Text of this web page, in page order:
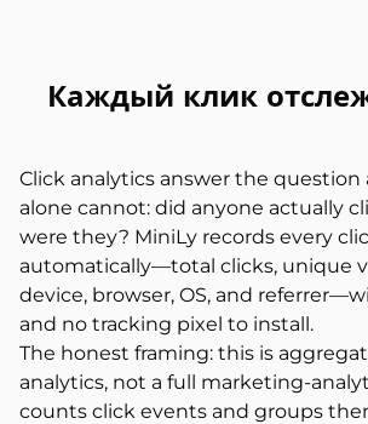
Каждый клик
Click analytics answer the question
alone cannot: did anyone actually
were they? MiniLy records every
automatically—total clicks, unique
device, browser, OS, and
and no tracking pixel to install.
The honest framing: this is
analytics, not a full marketing-
counts click events and groups